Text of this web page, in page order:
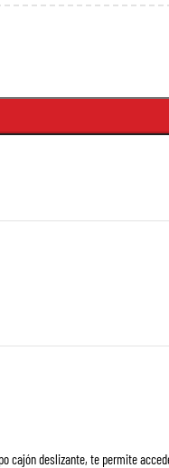
cajón deslizante, te permite